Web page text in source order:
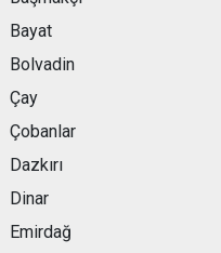
Bayat
Bolvadin
Çay
Çobanlar
Dazkırı
Dinar
Emirdağ